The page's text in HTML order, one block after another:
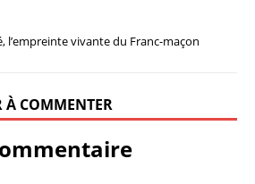
l’empreinte vivante du Franc-maçon
À COMMENTER